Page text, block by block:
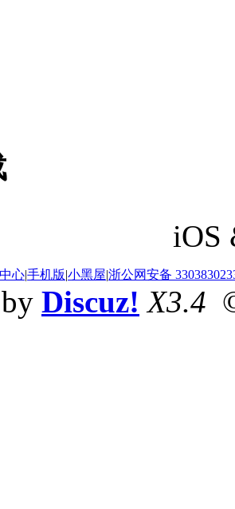
iOS
心|手机版|小黑屋|浙公网安备
Discuz! X3.4